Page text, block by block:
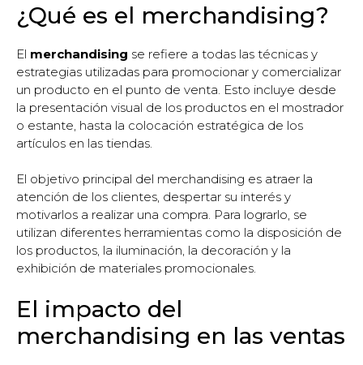
¿Qué es el merchandising?
El merchandising se refiere a todas las técnicas y
estrategias utilizadas para promocionar y comercializar
un producto en el punto de venta. Esto incluye desde
la presentación visual de los productos en el mostrador
o estante, hasta la colocación estratégica de los
artículos en las tiendas.
El objetivo principal del merchandising es atraer la
atención de los clientes, despertar su interés y
motivarlos a realizar una compra. Para lograrlo, se
utilizan diferentes herramientas como la disposición de
los productos, la iluminación, la decoración y la
exhibición de materiales promocionales.
El impacto del
merchandising en las ventas